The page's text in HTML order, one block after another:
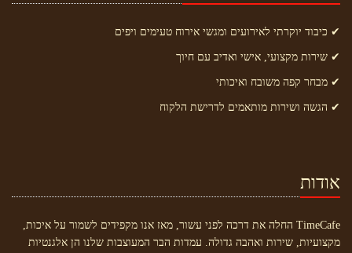
✔ כיבוד יוקרתי לאירועים ומגשי אירוח טעימים ויפים
✔ שירות מקצועי, אישי ואדיב עם חיוך
✔ מבחר קפה משובח ואיכותי
✔ הגשה ושירות מותאמים לדרישת הלקוח
אודות
TimeCafe החלה את דרכה לפני עשור, מאז אנו מקפידים לשמור על איכות,
מקצועיות, שירות ואהבה גדולה. עמדות הבר המעוצבות שלנו הן אלגנטיות